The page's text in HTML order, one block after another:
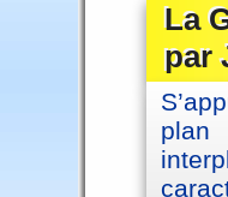
La
par
plan